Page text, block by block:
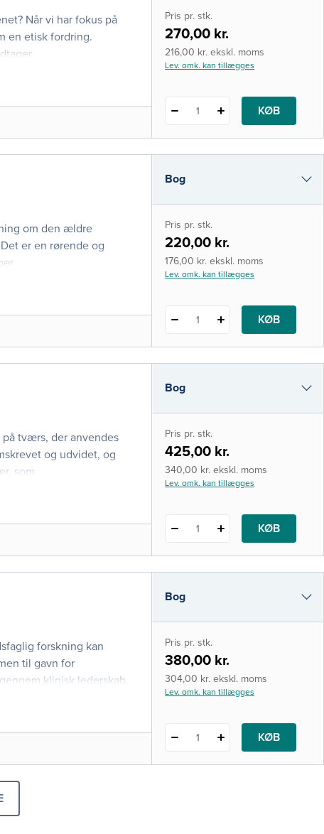
Når vi har fokus på
en etisk fordring.
og -
patientsikker
i-bog
Pris pr. stk.
270,00 kr.
216,00 kr. ekskl. moms
Lev. omk. kan tillægges
1 KØB
om den ældre
er en rørende og
Bog
i-bog
Pris pr. stk.
220,00 kr.
176,00 kr. ekskl. moms
Lev. omk. kan tillægges
1 KØB
tværs, der anvendes
og udvidet, og
som
Bog
i-bog
Pris pr. stk.
425,00 kr.
340,00 kr. ekskl. moms
Lev. omk. kan tillægges
1 KØB
forskning kan
til gavn for
klinisk lederskab,
Bog
i-bog
Pris pr. stk.
380,00 kr.
304,00 kr. ekskl. moms
Lev. omk. kan tillægges
1 KØB